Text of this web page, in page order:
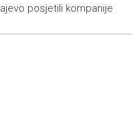
vladavini prava i
posjetili kompanije